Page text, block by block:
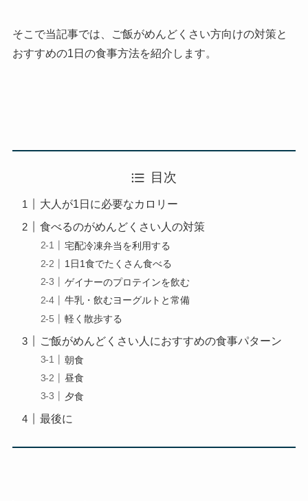
そこで当記事では、ご飯がめんどくさい方向けの対策と
おすすめの1日の食事方法を紹介します。
目次
大人が1日に必要なカロリー
食べるのがめんどくさい人の対策
宅配冷凍弁当を利用する
1日1食でたくさん食べる
ゲイナーのプロテインを飲む
牛乳・飲むヨーグルトと常備
軽く散歩する
ご飯がめんどくさい人におすすめの食事パターン
朝食
昼食
夕食
最後に